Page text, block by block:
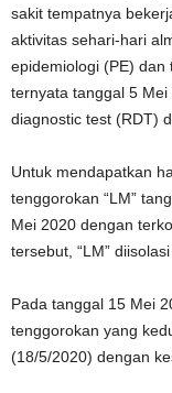
sakit tempatnya
aktivitas sehari-hari
epidemiologi (PE) dan
ternyata tanggal 5
diagnostic test (RDT)
Untuk mendapatkan
tenggorokan “LM”
Mei 2020 dengan
tersebut, “LM”
Pada tanggal 15 Mei
tenggorokan yang
(18/5/2020) dengan